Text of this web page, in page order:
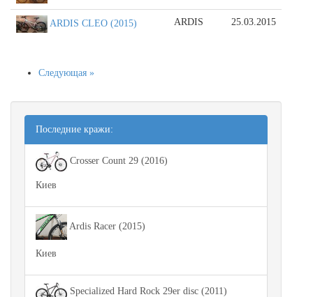
ARDIS CLEO (2015) ARDIS 25.03.2015
Следующая »
Последние кражи:
Crosser Count 29 (2016)
Киев
Ardis Racer (2015)
Киев
Specialized Hard Rock 29er disc (2011)